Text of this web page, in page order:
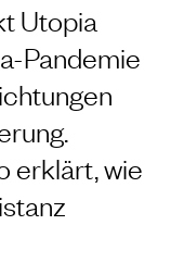
Utopia
Pandemie
erklärt, wie